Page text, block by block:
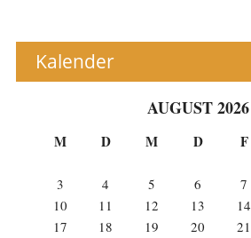
Kalender
AUGUST 2026
M D M D F
3
4 5 6 7
10
11 12 13 14
17
18 19 20 21